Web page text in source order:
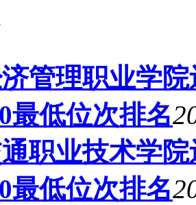
管理职业学
最低位次排名
职业技术学
最低位次排名